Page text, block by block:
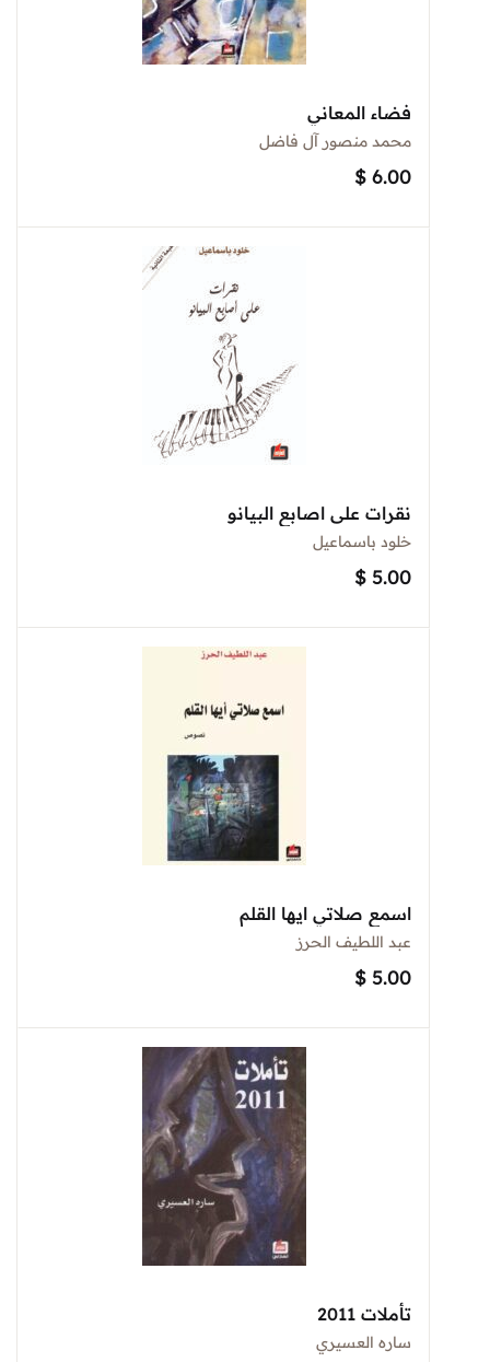
فضاء المعاني
محمد منصور آل فاضل
$ 6.00
نقرات على اصابع البيانو
خلود باسماعيل
$ 5.00
اسمع صلاتي ايها القلم
عبد اللطيف الحرز
$ 5.00
تأملات 2011
ساره العسيري